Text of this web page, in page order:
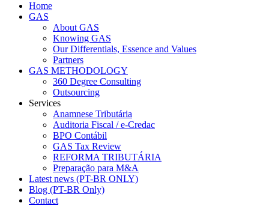
Home
GAS
About GAS
Knowing GAS
Our Differentials, Essence and Values
Partners
GAS METHODOLOGY
360 Degree Consulting
Outsourcing
Services
Anamnese Tributária
Auditoria Fiscal / e-Credac
BPO Contábil
GAS Tax Review
REFORMA TRIBUTÁRIA
Preparação para M&A
Latest news (PT-BR ONLY)
Blog (PT-BR Only)
Contact